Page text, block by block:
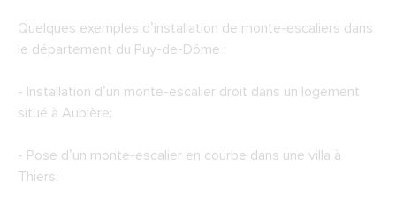
Quelques exemples d’installation de monte-escaliers dans
le département du Puy-de-Dôme :
- Installation d’un monte-escalier droit dans un logement
situé à Aubière;
- Pose d’un monte-escalier en courbe dans une villa à
Thiers;